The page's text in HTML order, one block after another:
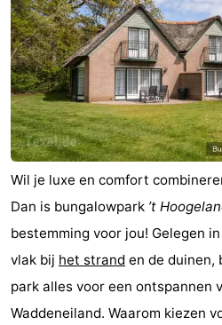
Wil je luxe en comfort
Dan is bungalowpark ’t
bestemming voor jou! Gelegen
vlak bij het strand en de duinen,
park alles voor een ontspannen
Waddeneiland. Waarom kiezen